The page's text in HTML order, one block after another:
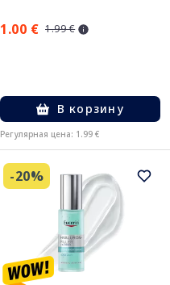
1.00 € 1.99 €
В корзину
Регулярная цена: 1.99 €
-20%